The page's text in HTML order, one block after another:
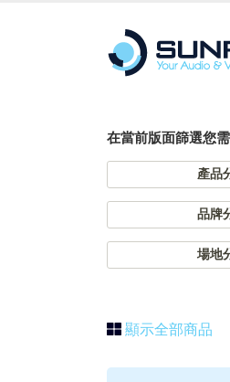
在當前版面篩選您
產品
品牌
場地
顯示全部商品